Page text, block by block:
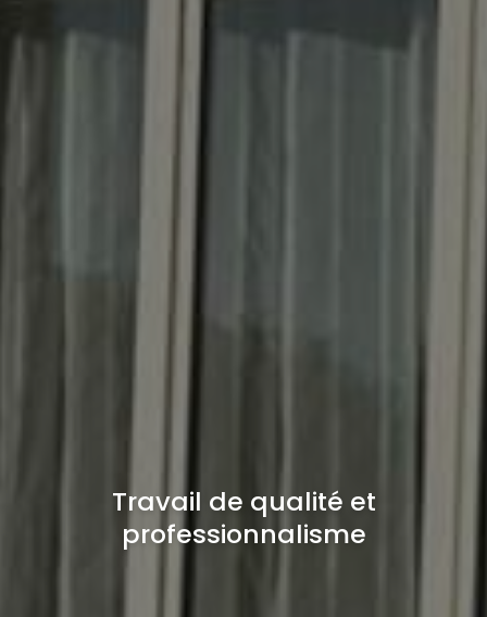
Travail de qualité et
professionnalisme